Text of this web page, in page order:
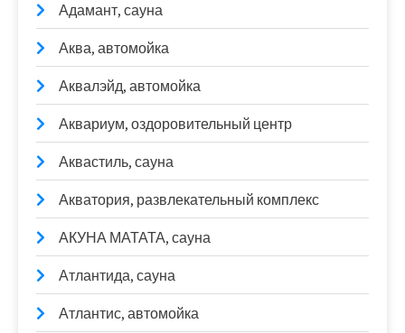
Адамант, сауна
Аква, автомойка
Аквалэйд, автомойка
Аквариум, оздоровительный центр
Аквастиль, сауна
Акватория, развлекательный комплекс
АКУНА МАТАТА, сауна
Атлантида, сауна
Атлантис, автомойка